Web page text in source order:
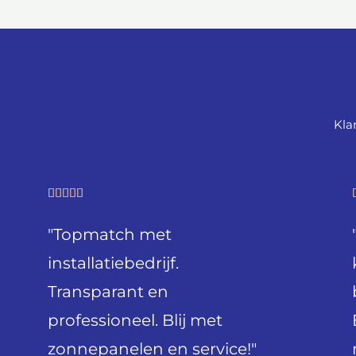

a
e
r
"Topmatch met
installatiebedrijf.
Transparant en
professioneel. Blij met
zonnepanelen en service!"